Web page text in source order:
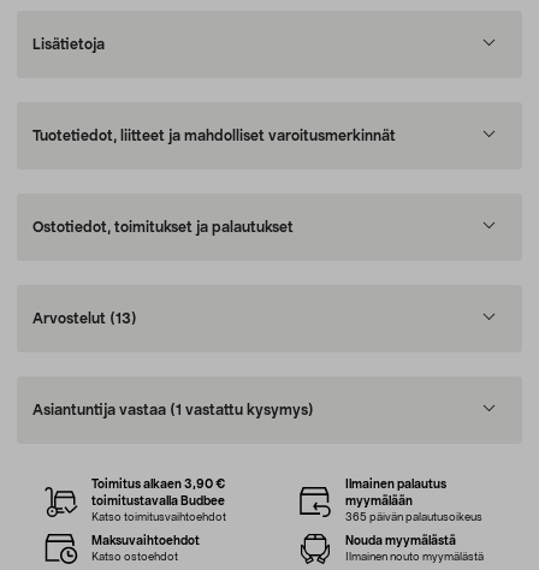
Lisätietoja
Tuotetiedot, liitteet ja mahdolliset varoitusmerkinnät
Ostotiedot, toimitukset ja palautukset
Arvostelut (13)
Asiantuntija vastaa (1 vastattu kysymys)
Toimitus alkaen 3,90 €
toimitustavalla Budbee
Katso toimitusvaihtoehdot
Ilmainen palautus
myymälään
365 päivän palautusoikeus
Maksuvaihtoehdot
Katso ostoehdot
Nouda myymälästä
Ilmainen nouto myymälästä